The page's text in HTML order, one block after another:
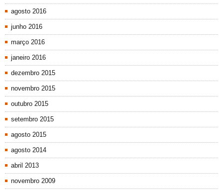
agosto 2016
junho 2016
março 2016
janeiro 2016
dezembro 2015
novembro 2015
outubro 2015
setembro 2015
agosto 2015
agosto 2014
abril 2013
novembro 2009